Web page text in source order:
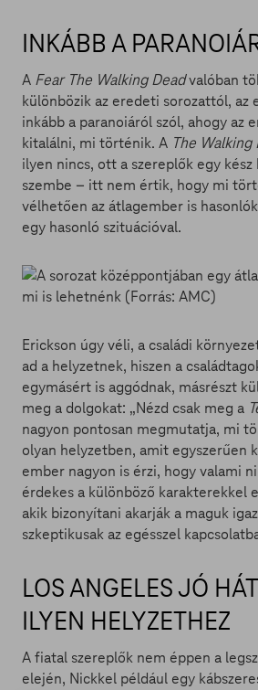
INKÁBB A
A Fear The Walking Deadvalóban
különbözik az eredeti sorozattól, az
inkább a paranoiáról szól, ahogy az
kitalálni, mi történik. A The Walking
ilyen nincs, ott a szereplők egy
szembe – itt nem értik, hogy mi
vélhetően az átlagember is
egy hasonló szituációval.
Erickson úgy véli, a családi
ad a helyzetnek, hiszen a
egymásért is aggódnak, másrészt
meg a dolgokat: „Nézd csak meg a
nagyon pontosan megmutatja, mi
olyan helyzetben, amit egyszerűen
ember nagyon is érzi, hogy valami
érdekes a különböző karakterekkel
akik bizonyítani akarják a maguk
szkeptikusak az egésszel
LOS ANGELES JÓ
ILYEN HELYZETHEZ
A fiatal szereplők nem éppen a
elején, Nickkel például egy